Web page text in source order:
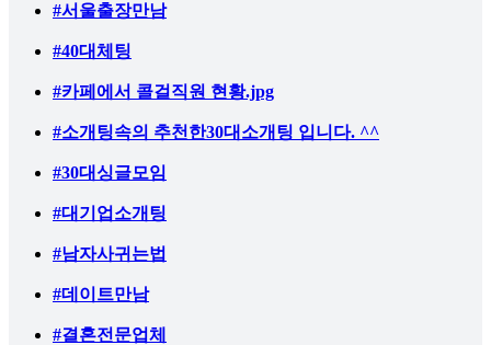
#서울출장만남
#40대체팅
# 카페에서 콜걸직원 현황.jpg
#소개팅속의 추천한30대소개팅 입니다. ^^
#30대싱글모임
#대기업소개팅
#남자사귀는법
#데이트만남
#결혼전문업체